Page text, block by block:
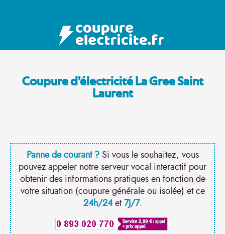
Coupure d'électricité La Gree Saint
Laurent
Panne de courant ?Si vous le souhaitez, vous
pouvez appeler notre serveur vocal interactif pour
obtenir des informations pratiques en fonction de
votre situation (coupure générale ou isolée) et ce
24h/24et7J/7.